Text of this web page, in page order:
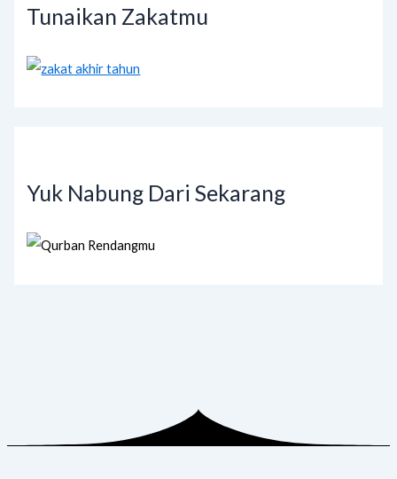
Tunaikan Zakatmu
Yuk Nabung Dari Sekarang